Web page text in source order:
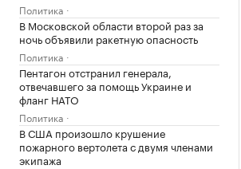
Политика
В Московской области второй раз за
ночь объявили ракетную опасность
Политика
Пентагон отстранил генерала,
отвечавшего за помощь Украине и
фланг НАТО
Политика
В США произошло крушение
пожарного вертолета с двумя членами
экипажа